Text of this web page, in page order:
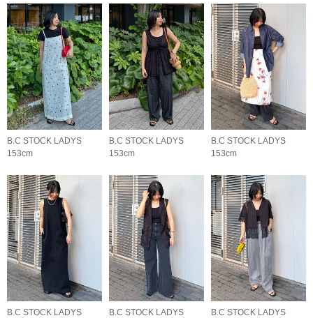
B.C STOCK LADYS
153cm
B.C STOCK LADYS
153cm
B.C STOCK LADYS
153cm
B.C STOCK LADYS
B.C STOCK LADYS
B.C STOCK LADYS